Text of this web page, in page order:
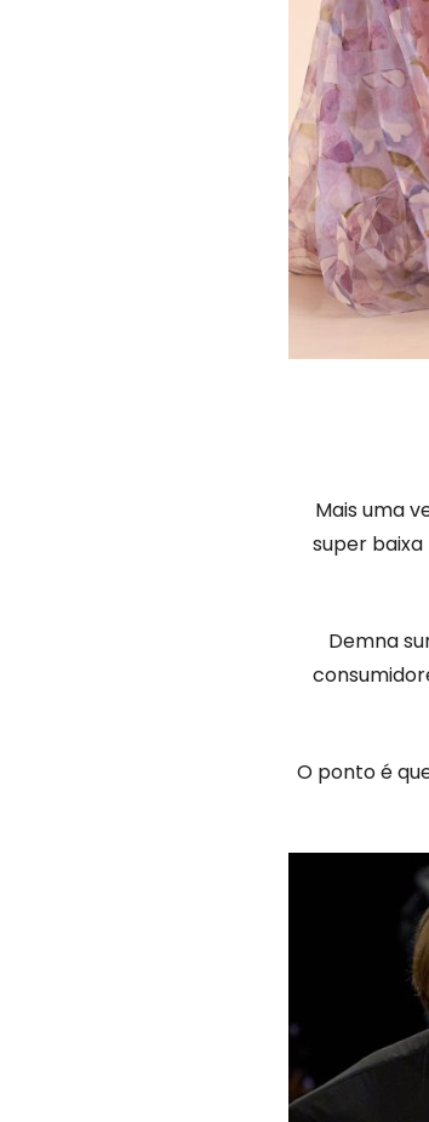
Mais uma
super
Demna
O ponto é